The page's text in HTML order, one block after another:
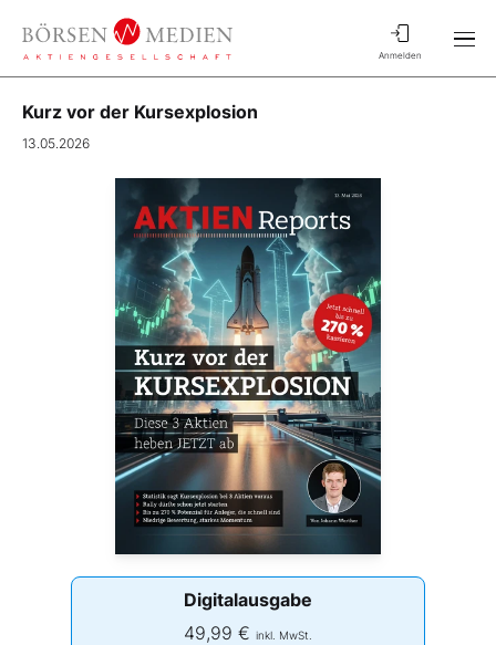
Anmelden
Kurz vor der Kursexplosion
13.05.2026
Digitalausgabe
49,99 € inkl. MwSt.